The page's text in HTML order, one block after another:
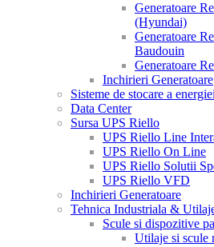
Generatoare
(Hyundai)
Generatoare
Baudouin
Generatoare
Inchirieri Generatoare
Sisteme de stocare a
Data Center
Sursa UPS Riello
UPS Riello Line
UPS Riello On Line
UPS Riello Solutii
UPS Riello VFD
Inchirieri Generatoare
Tehnica Industriala &
Scule si dispozitive
Utilaje si scule